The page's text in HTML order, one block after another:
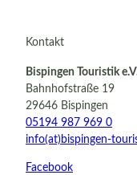
Kontakt
Bispingen Touristik
Bahnhofstraße 19
29646 Bispingen
05194 987 969 0
info(at)bispingen-
Facebook